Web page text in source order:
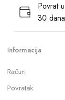
Povrat
30 dana
Informacija
Račun
Povratak